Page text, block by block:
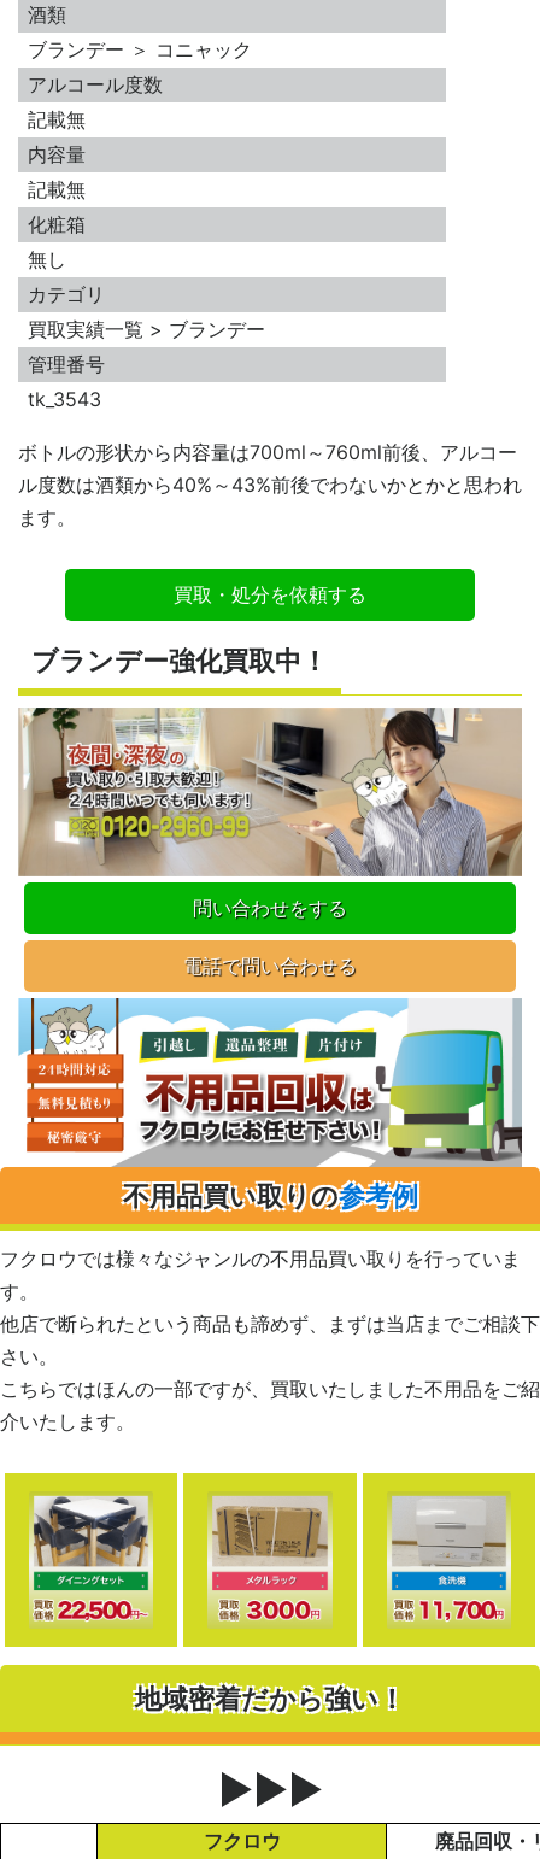
酒類
ブランデー ＞ コニャック
アルコール度数
記載無
内容量
記載無
化粧箱
無し
カテゴリ
買取実績一覧 > ブランデー
管理番号
tk_3543
ボトルの形状から内容量は700ml～760ml前後、アルコー
ル度数は酒類から40%～43%前後でわないかとかと思われ
ます。
買取・処分を依頼する
ブランデー強化買取中！
問い合わせをする
電話で問い合わせる
不用品買い取りの参考例
フクロウでは様々なジャンルの不用品買い取りを行っていま
す。
他店で断られたという商品も諦めず、まずは当店までご相談下
さい。
こちらではほんの一部ですが、買取いたしました不用品をご紹
介いたします。
地域密着だから強い！
▶▶▶
フクロウ 廃品回収・